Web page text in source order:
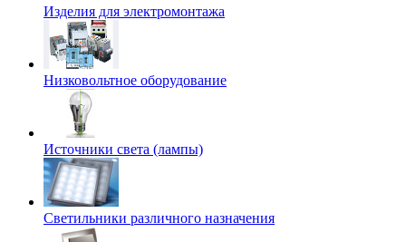
Изделия для электромонтажа
Низковольтное оборудование
Источники света (лампы)
Светильники различного назначения